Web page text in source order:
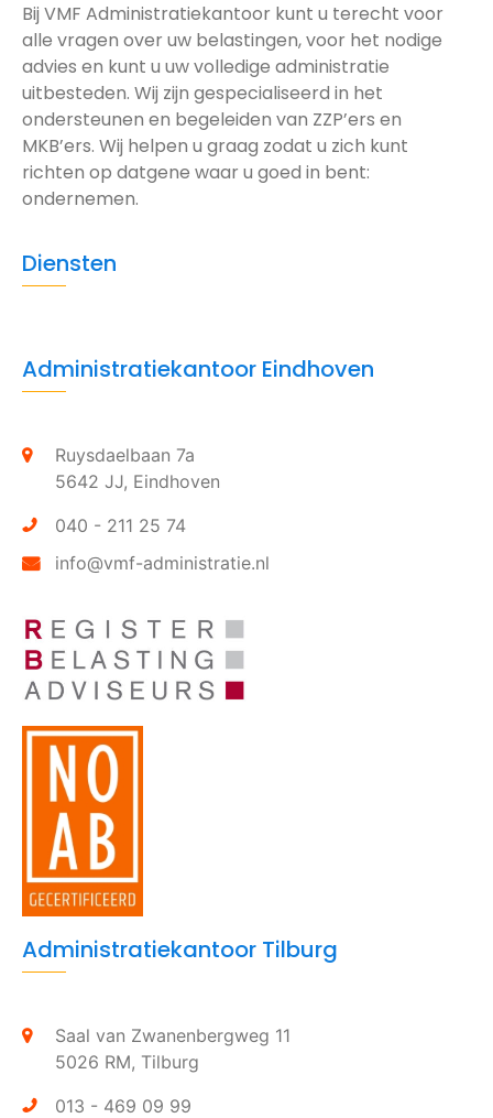
Bij VMF Administratiekantoor kunt u terecht voor
alle vragen over uw belastingen, voor het nodige
advies en kunt u uw volledige administratie
uitbesteden. Wij zijn gespecialiseerd in het
ondersteunen en begeleiden van ZZP’ers en
MKB’ers. Wij helpen u graag zodat u zich kunt
richten op datgene waar u goed in bent:
ondernemen.
Diensten
Administratiekantoor Eindhoven
Ruysdaelbaan 7a
5642 JJ, Eindhoven
040 - 211 25 74
info@vmf-administratie.nl
Administratiekantoor Tilburg
Saal van Zwanenbergweg 11
5026 RM, Tilburg
013 - 469 09 99